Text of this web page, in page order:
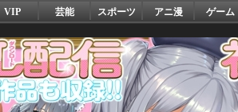
VIP 芸能 スポーツ アニ漫 ゲーム